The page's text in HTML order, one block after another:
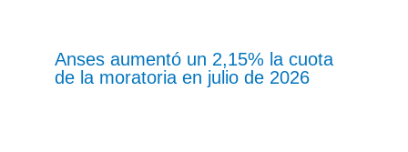
Anses aumentó un 2,15% la cuota
de la moratoria en julio de 2026